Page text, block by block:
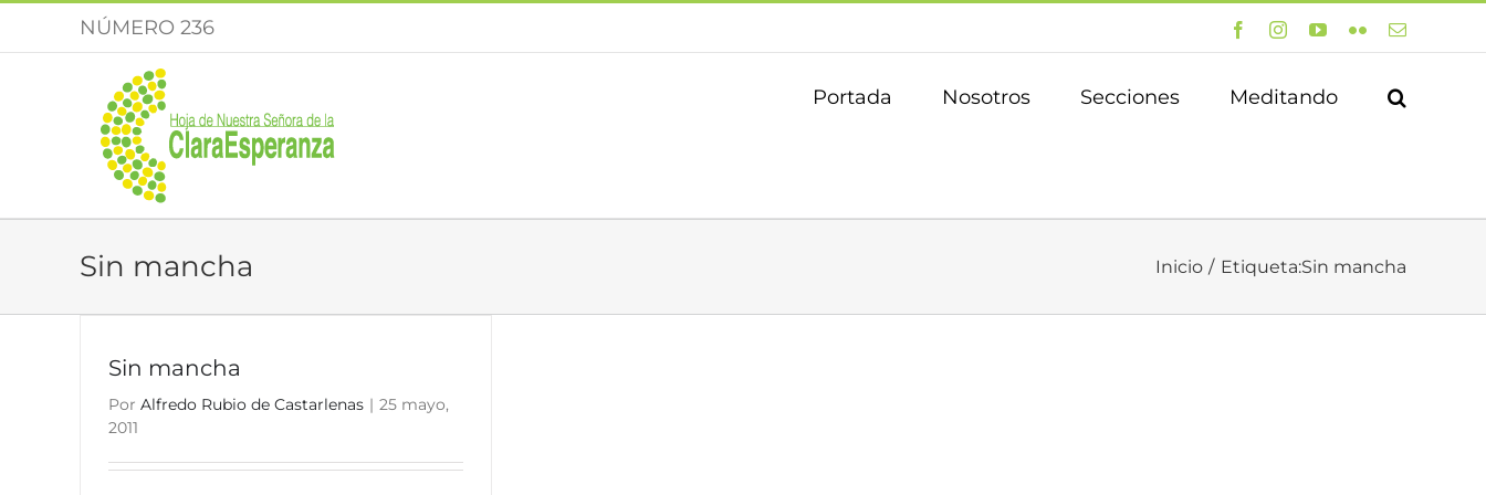
NÚMERO 236 FacebookInstagramYouTube
FlickrCorreo
Portada Nosotros Secciones Meditando
Sin mancha Inicio Etiqueta:Sin mancha
Sin mancha
Por Alfredo Rubio de Castarlenas | 25 mayo,
2011